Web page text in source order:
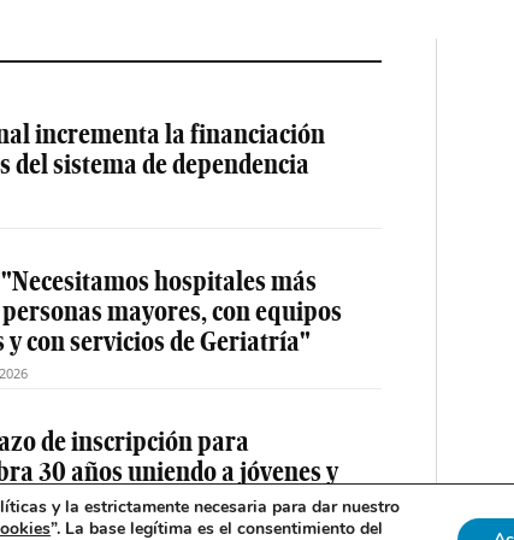
incrementa la financiación
del sistema de dependencia
hospitales más
mayores, con equipos
con servicios de Geriatría"
de inscripción para
30 años uniendo a jóvenes y
y la estrictamente necesaria para dar nuestro
”. La base legítima es el consentimiento del